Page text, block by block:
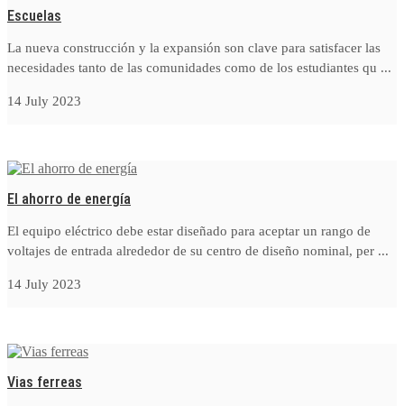
Escuelas
La nueva construcción y la expansión son clave para satisfacer las
necesidades tanto de las comunidades como de los estudiantes qu ...
14 July 2023
El ahorro de energía
El equipo eléctrico debe estar diseñado para aceptar un rango de
voltajes de entrada alrededor de su centro de diseño nominal, per ...
14 July 2023
Vias ferreas